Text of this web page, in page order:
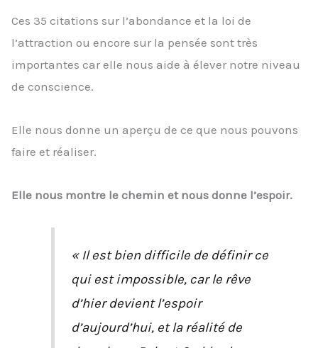
Ces 35 citations sur l’abondance et la loi de
l’attraction ou encore sur la pensée sont très
importantes car elle nous aide à élever notre niveau
de conscience.
Elle nous donne un aperçu de ce que nous pouvons
faire et réaliser.
Elle nous montre le chemin et nous donne l’espoir.
« Il est bien difficile de définir ce
qui est impossible, car le rêve
d’hier devient l’espoir
d’aujourd’hui, et la réalité de